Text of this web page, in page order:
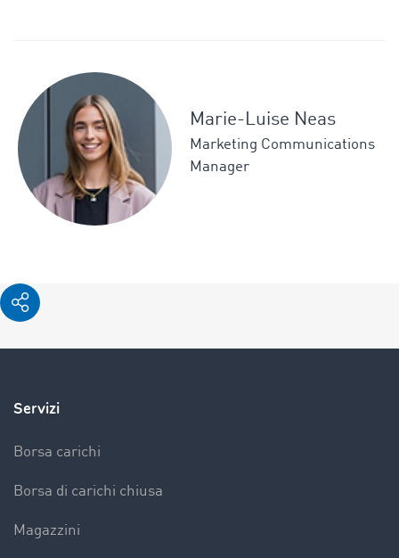
Marie-Luise Neas
Marketing Communications
Manager
Servizi
Borsa carichi
Borsa di carichi chiusa
Magazzini